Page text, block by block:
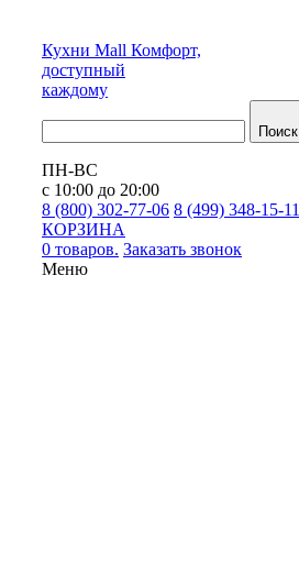
Кухни Mall Комфорт,
доступный
каждому
Поиск
ПН-ВС
с 10:00 до 20:00
8 (800) 302-77-06 8 (499) 348-15-11
КОРЗИНА
0 товаров. Заказать звонок
Меню